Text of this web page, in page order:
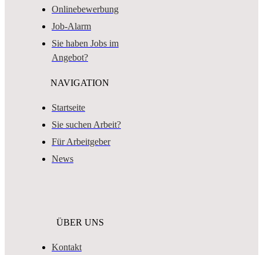
Onlinebewerbung
Job-Alarm
Sie haben Jobs im
Angebot?
NAVIGATION
Startseite
Sie suchen Arbeit?
Für Arbeitgeber
News
ÜBER UNS
Kontakt